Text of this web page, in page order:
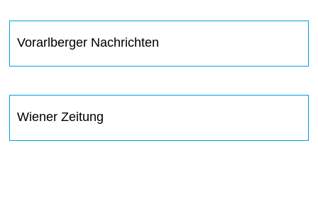
Vorarlberger Nachrichten
Wiener Zeitung